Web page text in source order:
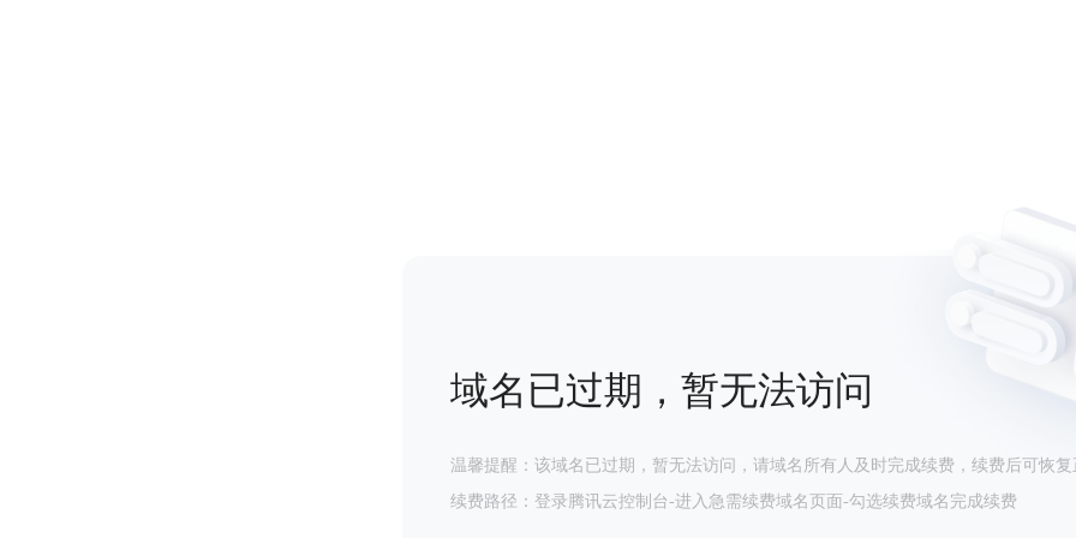
域名已过期，暂无法访问
温馨提醒：该域名已过期，暂无法访问，请域名所有人及时完成续费，续费后可恢复
续费路径：登录腾讯云控制台-进入急需续费域名页面-勾选续费域名完成续费